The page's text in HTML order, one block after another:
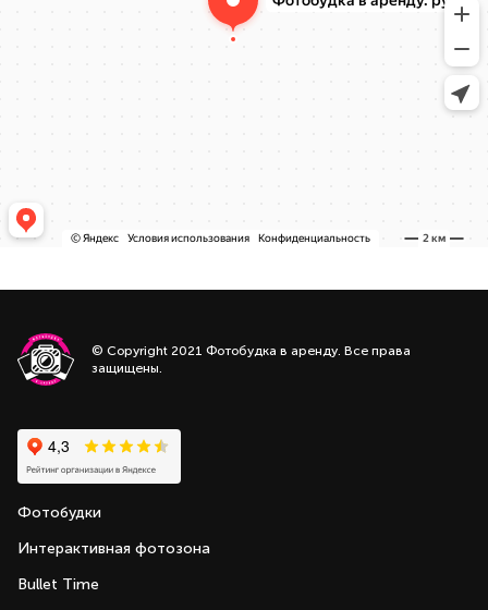
© Copyright 2021 Фотобудка в аренду. Все права
защищены.
Фотобудки
Интерактивная фотозона
Bullet Time